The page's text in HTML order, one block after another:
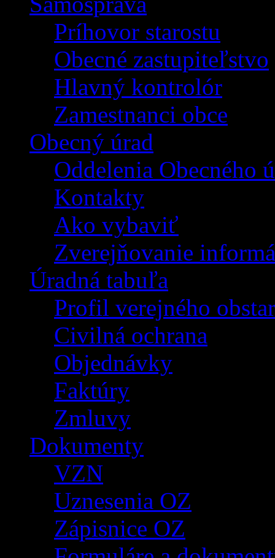
Príhovor starostu
Obecné zastupiteľstvo
Hlavný kontrolór
Zamestnanci obce
Obecný úrad
Oddelenia Obecného
Kontakty
Ako vybaviť
Zverejňovanie
Úradná tabuľa
Profil verejného
Civilná ochrana
Objednávky
Faktúry
Zmluvy
Dokumenty
VZN
Uznesenia OZ
Zápisnice OZ